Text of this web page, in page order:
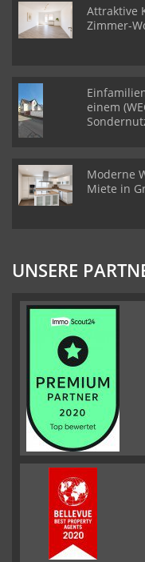
Attraktive
Zimmer-
einem
Moderne
Miete in
UNSERE